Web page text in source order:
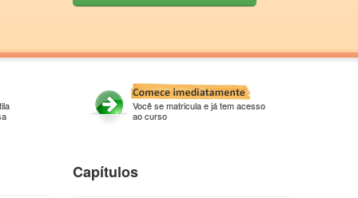
Você se matricula e já tem acesso
ao curso
Capítulos